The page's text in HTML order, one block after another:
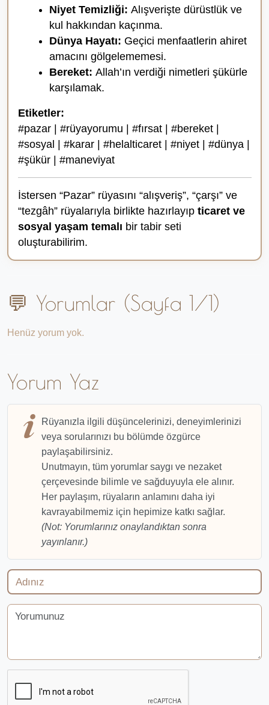
Niyet Temizliği: Alışverişte dürüstlük ve
kul hakkından kaçınma.
Dünya Hayatı: Geçici menfaatlerin ahiret
amacını gölgelememesi.
Bereket: Allah’ın verdiği nimetleri şükürle
karşılamak.
Etiketler:
#pazar | #rüyayorumu | #fırsat | #bereket |
#sosyal | #karar | #helalticaret | #niyet | #dünya |
#şükür | #maneviyat
İstersen “Pazar” rüyasını “alışveriş”, “çarşı” ve
“tezgâh” rüyalarıyla birlikte hazırlayıp ticaret ve
sosyal yaşam temalı bir tabir seti
oluşturabilirim.
💬 Yorumlar (Sayfa 1/1)
Henüz yorum yok.
Yorum Yaz
Rüyanızla ilgili düşüncelerinizi, deneyimlerinizi
veya sorularınızı bu bölümde özgürce
paylaşabilirsiniz.
Unutmayın, tüm yorumlar saygı ve nezaket
çerçevesinde bilimle ve sağduyuyla ele alınır.
Her paylaşım, rüyaların anlamını daha iyi
kavrayabilmemiz için hepimize katkı sağlar.
(Not: Yorumlarınız onaylandıktan sonra
yayınlanır.)